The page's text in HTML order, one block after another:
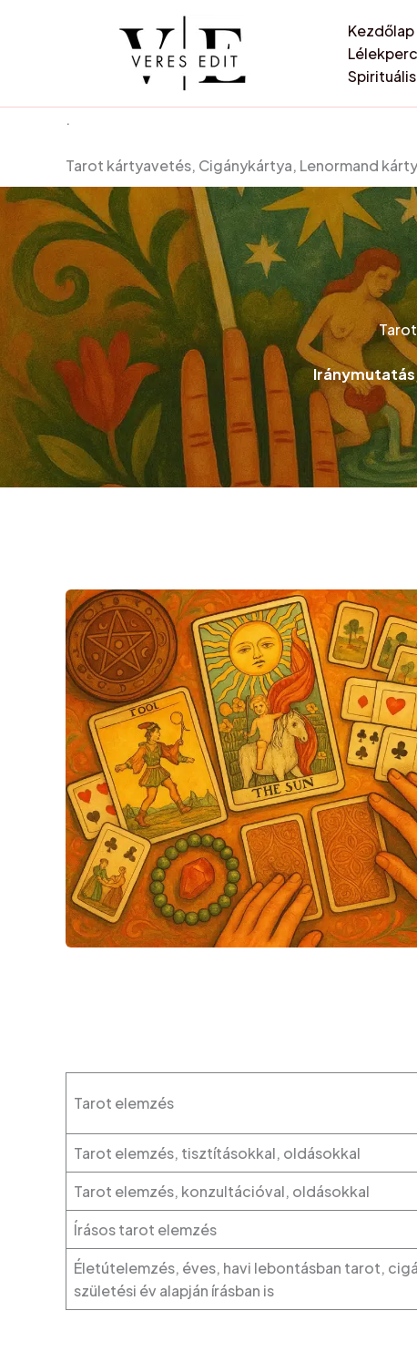
Kezdőlap
.
Tarot kártyavetés, Cigánykártya, Lenormand
Tarot elemzés
Tarot elemzés, tisztításokkal, oldásokkal
Tarot elemzés, konzultációval, oldásokkal
Írásos tarot elemzés
Életútelemzés, éves, havi lebontásban tarot,
születési év alapján írásban is